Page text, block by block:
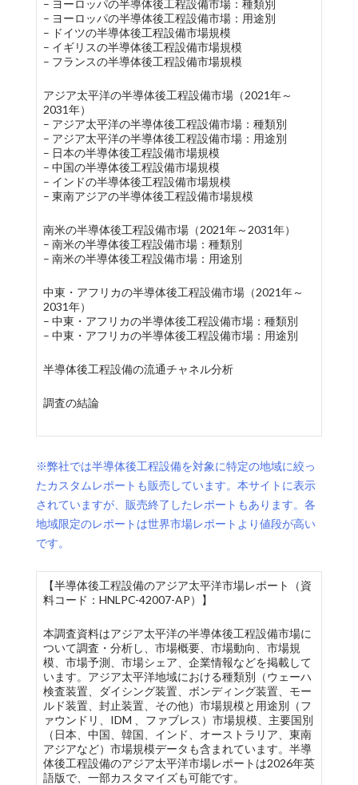
– ヨーロッパの半導体後工程設備市場：種類別
– ヨーロッパの半導体後工程設備市場：用途別
– ドイツの半導体後工程設備市場規模
– イギリスの半導体後工程設備市場規模
– フランスの半導体後工程設備市場規模
アジア太平洋の半導体後工程設備市場（2021年～
2031年）
– アジア太平洋の半導体後工程設備市場：種類別
– アジア太平洋の半導体後工程設備市場：用途別
– 日本の半導体後工程設備市場規模
– 中国の半導体後工程設備市場規模
– インドの半導体後工程設備市場規模
– 東南アジアの半導体後工程設備市場規模
南米の半導体後工程設備市場（2021年～2031年）
– 南米の半導体後工程設備市場：種類別
– 南米の半導体後工程設備市場：用途別
中東・アフリカの半導体後工程設備市場（2021年～
2031年）
– 中東・アフリカの半導体後工程設備市場：種類別
– 中東・アフリカの半導体後工程設備市場：用途別
半導体後工程設備の流通チャネル分析
調査の結論
※弊社では半導体後工程設備を対象に特定の地域に絞っ
たカスタムレポートも販売しています。本サイトに表示
されていますが、販売終了したレポートもあります。各
地域限定のレポートは世界市場レポートより値段が高い
です。
【半導体後工程設備のアジア太平洋市場レポート（資
料コード：HNLPC-42007-AP）】
本調査資料はアジア太平洋の半導体後工程設備市場に
ついて調査・分析し、市場概要、市場動向、市場規
模、市場予測、市場シェア、企業情報などを掲載して
います。アジア太平洋地域における種類別（ウェーハ
検査装置、ダイシング装置、ボンディング装置、モー
ルド装置、封止装置、その他）市場規模と用途別（フ
ァウンドリ、IDM 、ファブレス）市場規模、主要国別
（日本、中国、韓国、インド、オーストラリア、東南
アジアなど）市場規模データも含まれています。半導
体後工程設備のアジア太平洋市場レポートは2026年英
語版で、一部カスタマイズも可能です。